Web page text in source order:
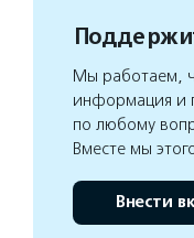
Мы работаем,
информация и
по любому
Вместе мы
Внести